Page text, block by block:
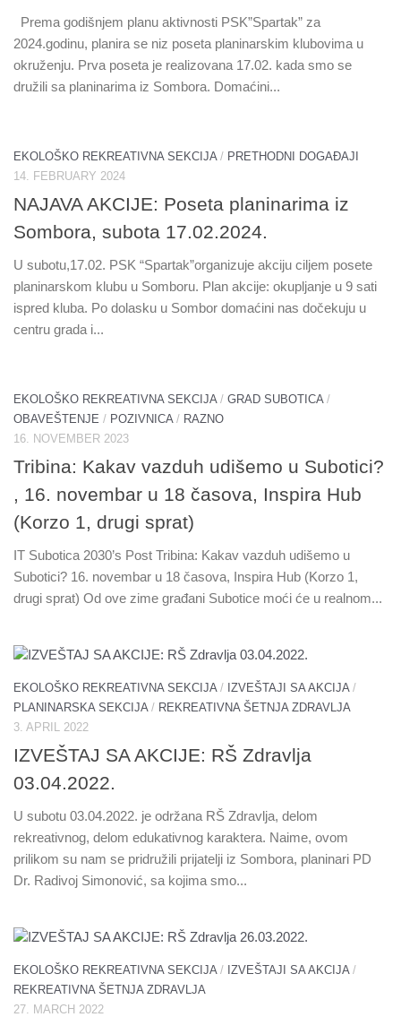
Prema godišnjem planu aktivnosti PSK”Spartak” za
2024.godinu, planira se niz poseta planinarskim klubovima u
okruženju. Prva poseta je realizovana 17.02. kada smo se
družili sa planinarima iz Sombora. Domaćini...
EKOLOŠKO REKREATIVNA SEKCIJA / PRETHODNI DOGAĐAJI
14. FEBRUARY 2024
NAJAVA AKCIJE: Poseta planinarima iz
Sombora, subota 17.02.2024.
U subotu,17.02. PSK “Spartak”organizuje akciju ciljem posete
planinarskom klubu u Somboru. Plan akcije: okupljanje u 9 sati
ispred kluba. Po dolasku u Sombor domaćini nas dočekuju u
centru grada i...
EKOLOŠKO REKREATIVNA SEKCIJA / GRAD SUBOTICA /
OBAVEŠTENJE / POZIVNICA / RAZNO
16. NOVEMBER 2023
Tribina: Kakav vazduh udišemo u Subotici?
, 16. novembar u 18 časova, Inspira Hub
(Korzo 1, drugi sprat)
IT Subotica 2030’s Post Tribina: Kakav vazduh udišemo u
Subotici? 16. novembar u 18 časova, Inspira Hub (Korzo 1,
drugi sprat) Od ove zime građani Subotice moći će u realnom...
EKOLOŠKO REKREATIVNA SEKCIJA / IZVEŠTAJI SA AKCIJA /
PLANINARSKA SEKCIJA / REKREATIVNA ŠETNJA ZDRAVLJA
3. APRIL 2022
IZVEŠTAJ SA AKCIJE: RŠ Zdravlja
03.04.2022.
U subotu 03.04.2022. je održana RŠ Zdravlja, delom
rekreativnog, delom edukativnog karaktera. Naime, ovom
prilikom su nam se pridružili prijatelji iz Sombora, planinari PD
Dr. Radivoj Simonović, sa kojima smo...
EKOLOŠKO REKREATIVNA SEKCIJA / IZVEŠTAJI SA AKCIJA /
REKREATIVNA ŠETNJA ZDRAVLJA
27. MARCH 2022